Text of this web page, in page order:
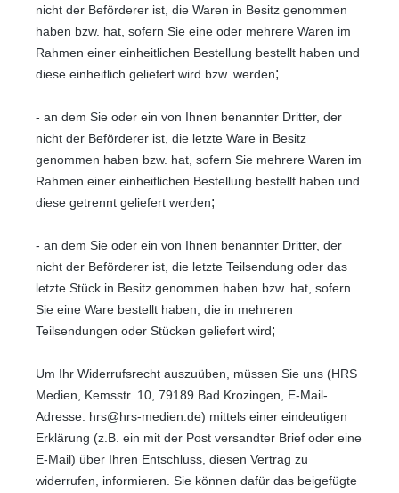
nicht der Beförderer ist, die Waren in Besitz genommen
haben bzw. hat, sofern Sie eine oder mehrere Waren im
Rahmen einer einheitlichen Bestellung bestellt haben und
diese einheitlich geliefert wird bzw. werden;
- an dem Sie oder ein von Ihnen benannter Dritter, der
nicht der Beförderer ist, die letzte Ware in Besitz
genommen haben bzw. hat, sofern Sie mehrere Waren im
Rahmen einer einheitlichen Bestellung bestellt haben und
diese getrennt geliefert werden;
- an dem Sie oder ein von Ihnen benannter Dritter, der
nicht der Beförderer ist, die letzte Teilsendung oder das
letzte Stück in Besitz genommen haben bzw. hat, sofern
Sie eine Ware bestellt haben, die in mehreren
Teilsendungen oder Stücken geliefert wird;
Um Ihr Widerrufsrecht auszuüben, müssen Sie uns (HRS
Medien, Kemsstr. 10, 79189 Bad Krozingen, E-Mail-
Adresse: hrs@hrs-medien.de) mittels einer eindeutigen
Erklärung (z.B. ein mit der Post versandter Brief oder eine
E-Mail) über Ihren Entschluss, diesen Vertrag zu
widerrufen, informieren. Sie können dafür das beigefügte